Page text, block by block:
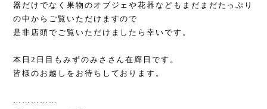
器だけでなく果物のオブジェや花器などもまだまだたっぷり
の中からご覧いただけますので
是非店頭でご覧いただけましたら幸いです。
本日2 日目もみずのみささん在廊日です。
皆様のお越しをお待ちしております。
……………